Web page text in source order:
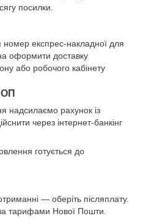
посилки.
номер експрес-накладної для
оформити доставку
або робочого кабінету
надсилаємо рахунок із
через інтернет-банкінг
готується до
— оберіть післяплату.
тарифами Нової Пошти.